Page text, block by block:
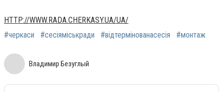
HTTP://WWW.RADA.CHERKASY.UA/UA/
#черкаси
#сесіяміськради #відтермінованасесія #монтаж
Владимир Безуглый